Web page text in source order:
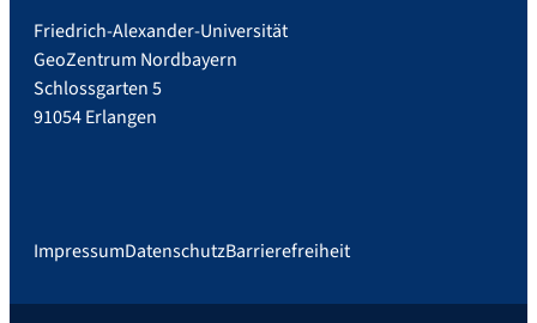
Friedrich-Alexander-Universität
GeoZentrum Nordbayern
Schlossgarten 5
91054 Erlangen
ImpressumDatenschutzBarrierefreiheit